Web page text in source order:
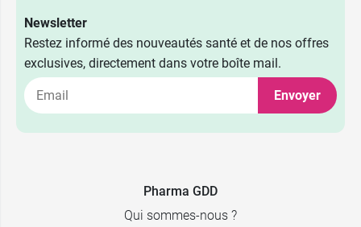
Newsletter
Restez informé des nouveautés santé et de nos offres
exclusives, directement dans votre boîte mail.
Envoyer
Pharma GDD
Qui sommes-nous ?